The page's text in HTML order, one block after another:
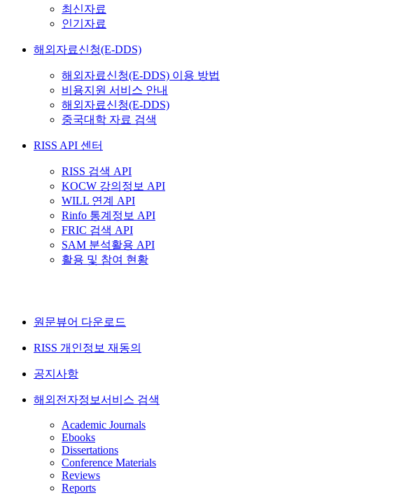
최신자료
인기자료
해외자료신청(E-DDS)
해외자료신청(E-DDS) 이용 방법
비용지원 서비스 안내
해외자료신청(E-DDS)
중국대학 자료 검색
RISS API 센터
RISS 검색 API
KOCW 강의정보 API
WILL 연계 API
Rinfo 통계정보 API
FRIC 검색 API
SAM 분석활용 API
활용 및 참여 현황
원문뷰어 다운로드
RISS 개인정보 재동의
공지사항
해외전자정보서비스 검색
Academic Journals
Ebooks
Dissertations
Conference Materials
Reviews
Reports